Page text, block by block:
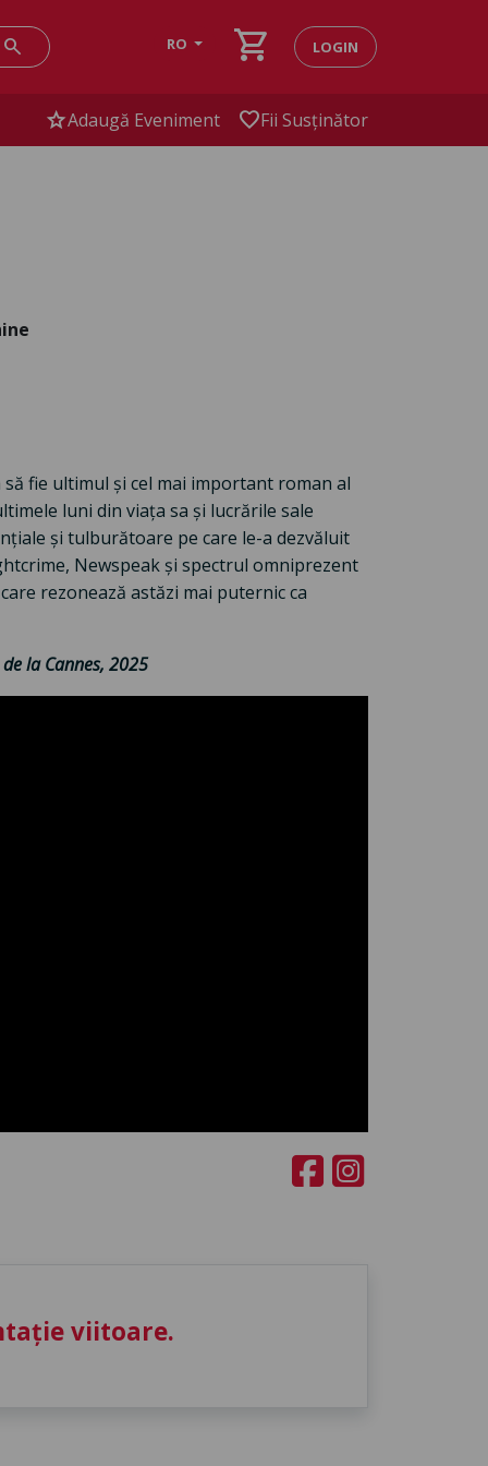
search RO shopping_cart LOGIN
starAdaugă Eveniment favoriteFii Susținător
să fie ultimul și cel mai important roman al
luni din viața sa și lucrările sale
și tulburătoare pe care le-a dezvăluit
Newspeak și spectrul omniprezent
rezonează astăzi mai puternic ca
la Cannes, 2025
viitoare.